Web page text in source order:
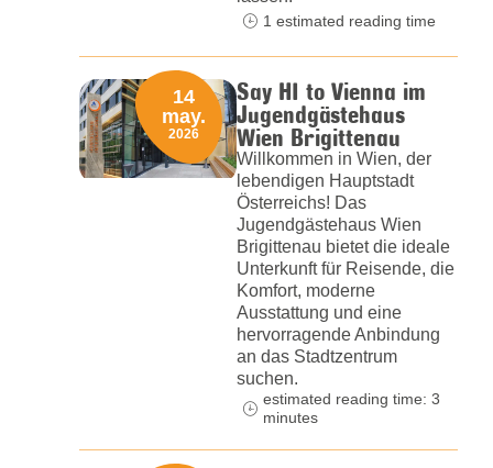
1 estimated reading time
Say HI to Vienna im
Jugendgästehaus
Wien Brigittenau
Willkommen in Wien, der
lebendigen Hauptstadt
Österreichs! Das
Jugendgästehaus Wien
Brigittenau bietet die ideale
Unterkunft für Reisende, die
Komfort, moderne
Ausstattung und eine
hervorragende Anbindung
an das Stadtzentrum
suchen.
14
may.
2026
estimated reading time: 3
minutes